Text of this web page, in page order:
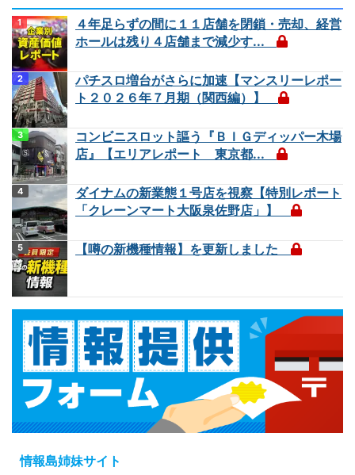
４年足らずの間に１１店舗を閉鎖・売却、経営
ホールは残り４店舗まで減少す...
パチスロ増台がさらに加速【マンスリーレポー
ト２０２６年７月期（関西編）】
コンビニスロット謳う『ＢＩＧディッパー木場
店』【エリアレポート 東京都...
ダイナムの新業態１号店を視察【特別レポート
「クレーンマート大阪泉佐野店」】
【噂の新機種情報】を更新しました
情報島姉妹サイト